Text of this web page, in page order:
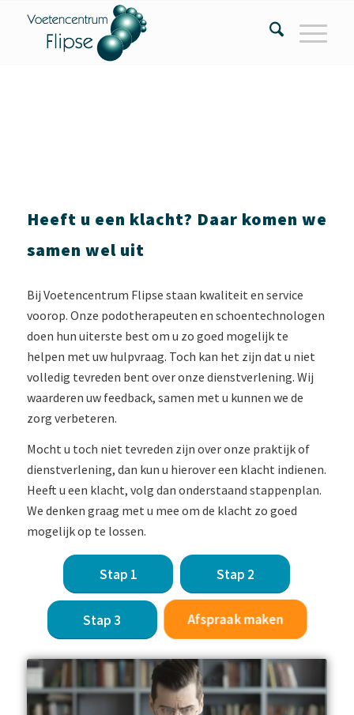
Heeft u een klacht? Daar komen we
samen wel uit
Bij Voetencentrum Flipse staan kwaliteit en service
voorop. Onze podotherapeuten en schoentechnologen
doen hun uiterste best om u zo goed mogelijk te
helpen met uw hulpvraag. Toch kan het zijn dat u niet
volledig tevreden bent over onze dienstverlening. Wij
waarderen uw feedback, samen met u kunnen we de
zorg verbeteren.
Mocht u toch niet tevreden zijn over onze praktijk of
dienstverlening, dan kun u hierover een klacht indienen.
Heeft u een klacht, volg dan onderstaand stappenplan.
We denken graag met u mee om de klacht zo goed
mogelijk op te lossen.
Stap 1 Stap 2
Stap 3 Afspraak maken